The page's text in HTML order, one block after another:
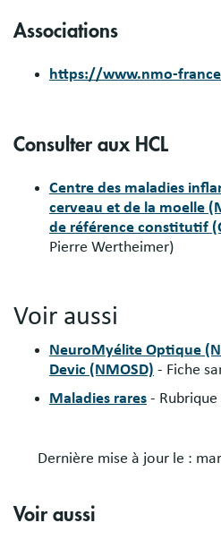
Associations
https://www.nmo-
Consulter aux HCL
Centre des maladies
cerveau et de la moelle
de référence constitutif
Pierre Wertheimer)
Voir aussi
NeuroMyélite Optique
Devic (NMOSD) - Fiche
Maladies rares - Rubrique
Dernière mise à jour le :
Voir aussi